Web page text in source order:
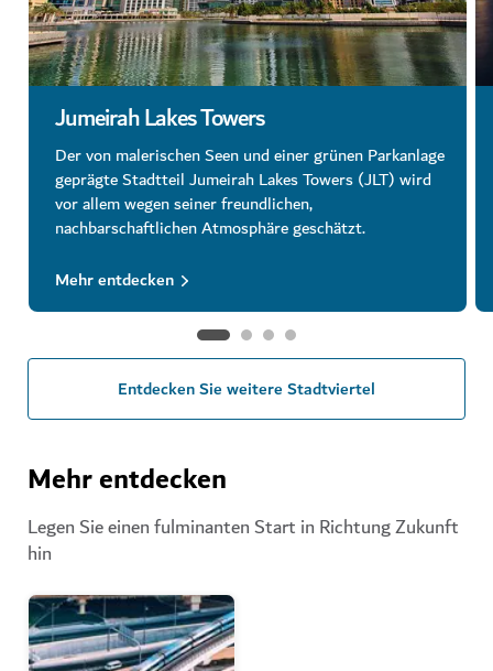
Jumeirah Lakes Towers
Der von malerischen Seen und einer grünen Parkanlage
geprägte Stadtteil Jumeirah Lakes Towers (JLT) wird
vor allem wegen seiner freundlichen,
nachbarschaftlichen Atmosphäre geschätzt.
Mehr entdecken
Entdecken Sie weitere Stadtviertel
Mehr entdecken
Legen Sie einen fulminanten Start in Richtung Zukunft
hin